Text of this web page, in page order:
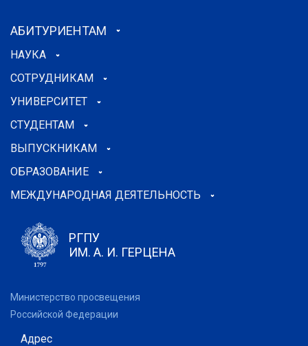
АБИТУРИЕНТАМ
НАУКА
СОТРУДНИКАМ
УНИВЕРСИТЕТ
СТУДЕНТАМ
ВЫПУСКНИКАМ
ОБРАЗОВАНИЕ
МЕЖДУНАРОДНАЯ ДЕЯТЕЛЬНОСТЬ
РГПУ
ИМ. А. И. ГЕРЦЕНА
Министерство просвещения
Российской Федерации
Адрес